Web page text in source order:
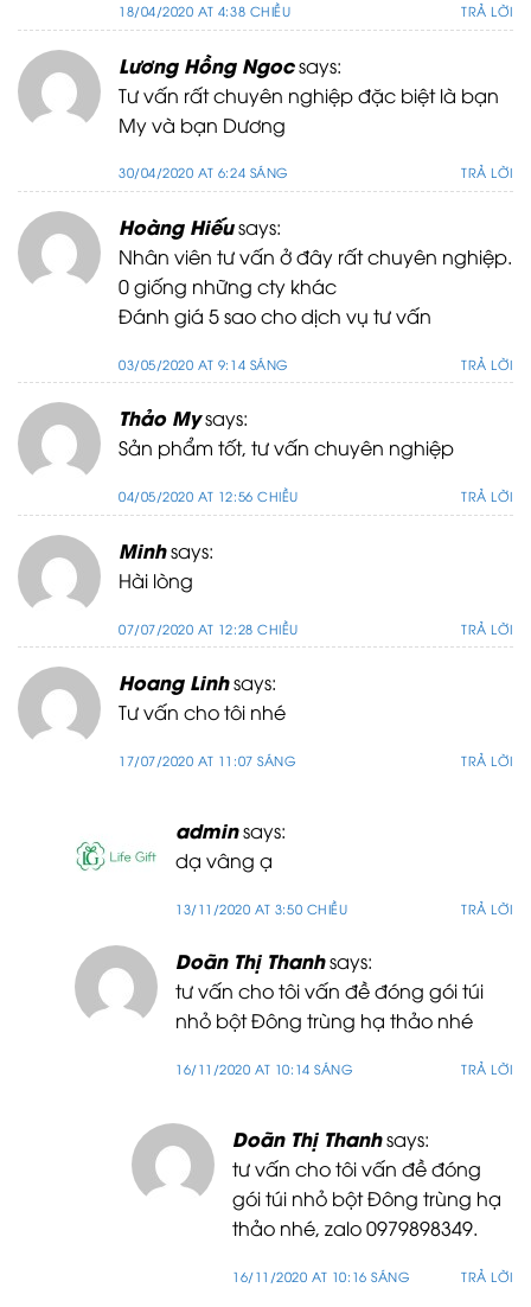
18/04/2020 AT 4:38 CHIỀU TRẢ LỜI
Lương Hồng Ngocsays:
Tư vấn rất chuyên nghiệp đặc biệt là bạn
My và bạn Dương
30/04/2020 AT 6:24 SÁNG TRẢ LỜI
Hoàng Hiếusays:
Nhân viên tư vấn ở đây rất chuyên nghiệp.
0 giống những cty khác
Đánh giá 5 sao cho dịch vụ tư vấn
03/05/2020 AT 9:14 SÁNG TRẢ LỜI
Thảo Mysays:
Sản phẩm tốt, tư vấn chuyên nghiệp
04/05/2020 AT 12:56 CHIỀU TRẢ LỜI
Minhsays:
Hài lòng
07/07/2020 AT 12:28 CHIỀU TRẢ LỜI
Hoang Linhsays:
Tư vấn cho tôi nhé
17/07/2020 AT 11:07 SÁNG TRẢ LỜI
adminsays:
dạ vâng ạ
13/11/2020 AT 3:50 CHIỀU TRẢ LỜI
Doãn Thị Thanhsays:
tư vấn cho tôi vấn đề đóng gói túi
nhỏ bột Đông trùng hạ thảo nhé
16/11/2020 AT 10:14 SÁNG TRẢ LỜI
Doãn Thị Thanhsays:
tư vấn cho tôi vấn đề đóng
gói túi nhỏ bột Đông trùng hạ
thảo nhé, zalo 0979898349.
16/11/2020 AT 10:16 SÁNG TRẢ LỜI